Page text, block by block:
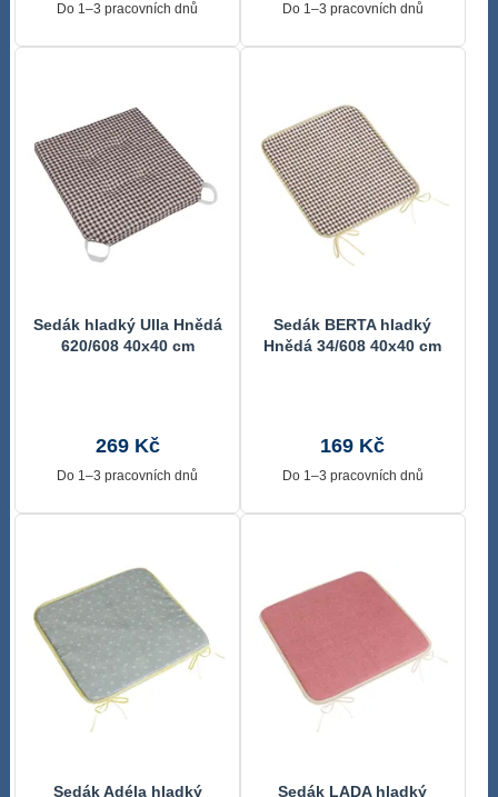
Do 1–3 pracovních dnů Do 1–3 pracovních dnů
Sedák hladký Ulla Hnědá
620/608 40x40 cm
269 Kč
Do 1–3 pracovních dnů
Sedák BERTA hladký
Hnědá 34/608 40x40 cm
169 Kč
Do 1–3 pracovních dnů
Sedák Adéla hladký Sedák LADA hladký